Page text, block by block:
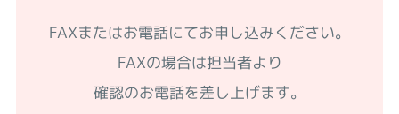
FAXまたはお電話にてお申し込みください。
FAXの場合は担当者より
確認のお電話を差し上げます。